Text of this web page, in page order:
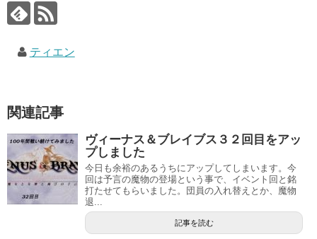
ティエン
関連記事
ヴィーナス＆ブレイブス３２回目をアッ
プしました
今日も余裕のあるうちにアップしてしまいます。今
回は予言の魔物の登場という事で、イベント回と銘
打たせてもらいました。団員の入れ替えとか、魔物
退...
記事を読む